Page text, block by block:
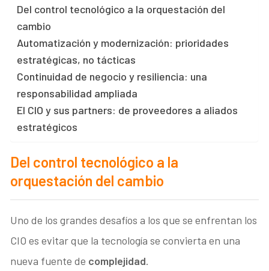
Del control tecnológico a la orquestación del
cambio
Automatización y modernización: prioridades
estratégicas, no tácticas
Continuidad de negocio y resiliencia: una
responsabilidad ampliada
El CIO y sus partners: de proveedores a aliados
estratégicos
Del control tecnológico a la
orquestación del cambio
Uno de los grandes desafíos a los que se enfrentan los
CIO es evitar que la tecnología se convierta en una
nueva fuente de complejidad.